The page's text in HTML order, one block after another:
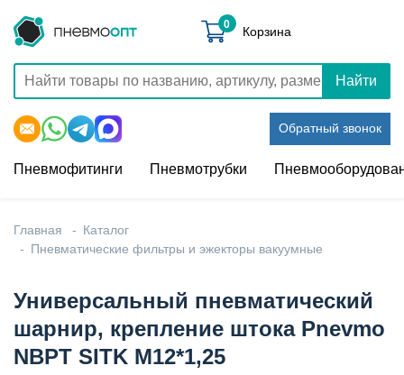
Найти
Обратный звонок
0 Корзина
Пневмофитинги Пневмотрубки
Главная
Каталог
Пневматические фильтры и эжекторы вакуумные
Универсальный пневматический
шарнир, крепление штока Pnevmo
NBPT SITK M12*1,25